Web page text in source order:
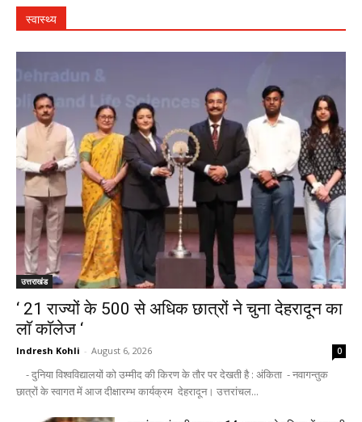
स्वास्थ्य
उत्तराखंड
‘ 21 राज्यों के 500 से अधिक छात्रों ने चुना देहरादून का
लाॅ काॅलेज ‘
Indresh Kohli - August 6, 2026 0
- दुनिया विश्वविद्यालयों को उम्मीद की किरण के तौर पर देखती है : अंकिता - नवागन्तुक
छात्रों के स्वागत में आज दीक्षारम्भ कार्यक्रम देहरादून। उत्तरांचल...